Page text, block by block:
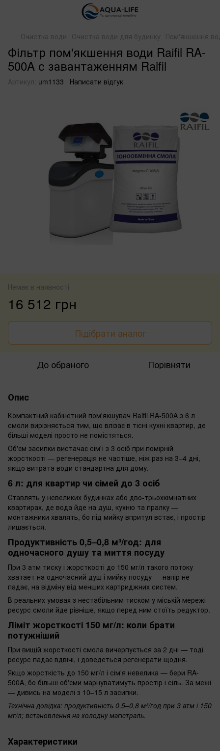
Очистка води Очистка води для будинку Пом'якшення
Фільтр пом'якшення води Raifil RA-
500A с завантаженням Raifil
Артикул: um1133 Написати відгук
Немає в наявності
16 512 грн
Підібрати аналог
До обраного Порівняти
Опис
Компактний кабінетний пом'якшувач Raifil RA-500A з 6 л
смоли вирізняється тим, що влізає в тісні кухні квартир, де
більші моделі просто не помістяться.
Об'єм засипки вистачає сім'ї з 3 осіб при помірній
жорсткості — регенерація не частіше, ніж раз на 3–4 дні,
якщо витрата води стандартна для дому.
6 л: для квартир чи сімей до 3 осіб
Ставлять у невеликих будинках або дво-трьохкімнатних
квартирах, де вода йде на душ, кухню та пралку —
монтажники хвалять, бо під мийку впритул встає, і простір
лишається.
Продуктивність 0,5–0,8 м³/год: для
одночасного душу та миття посуду
При 3 атм тиску і жорсткості до 150 мг/л такого потоку
хватает на одночасний душ і мийку посуду — напір не
падає, на відміну від менших картриджних систем.
В реальних умовах з нестабільним тиском у міській мережі
ресурс смоли йде рівніше, якщо перед ним стоїть редуктор.
Ліміт жорсткості 150 мг/л: коли брати
потужніший
При вищій жорсткості смола вичерпується за 2 дні — тоді
ресурс падає вдвічі, і доведеться регенерати щодня.
Якщо жорсткість до 150 мг/л і сім'я невелика — бери RA-
500A, бо більші об'єми марнуватимуть простір і сіль. За межі
— дивись на моделі з 10–15 л засипки.
Технічна довідка: продуктивність 0,5–0,8 м³/год при 3 атм і 150
мг/л; встановлення на холодну магістраль.
Характеристики